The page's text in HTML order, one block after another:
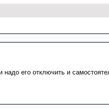
его отключить и